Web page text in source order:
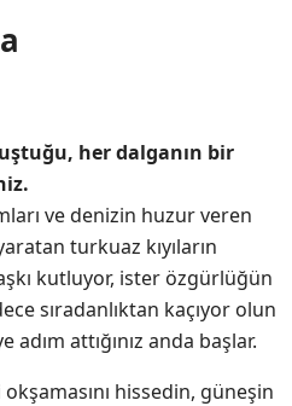
her dalganın bir
ve denizin huzur veren
turkuaz kıyıların
kutluyor, ister özgürlüğün
sıradanlıktan kaçıyor olun
attığınız anda başlar.
hissedin, güneşin